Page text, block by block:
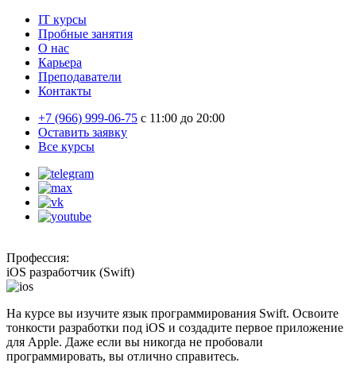
IT курсы
Пробные занятия
О нас
Карьера
Преподаватели
Контакты
+7 (966) 999-06-75 c 11:00 до 20:00
Оставить заявку
Все курсы
Профессия:
iOS разработчик (Swift)
На курсе вы изучите язык программирования Swift. Освоите
тонкости разработки под iOS и создадите первое приложение
для Apple. Даже если вы никогда не пробовали
программировать, вы отлично справитесь.